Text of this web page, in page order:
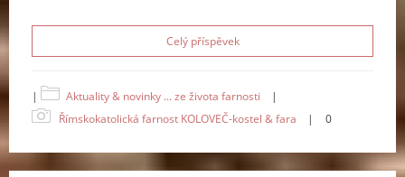
Celý příspěvek
| Aktuality & novinky ... ze života farnosti
|
Římskokatolická farnost KOLOVEČ-kostel & fara
| 0